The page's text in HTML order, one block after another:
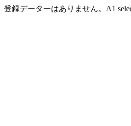
登録データーはありません。A1